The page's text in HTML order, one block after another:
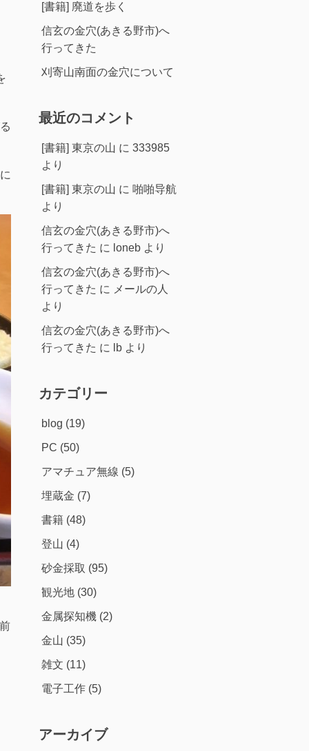
[書籍] 廃道を歩く
信玄の金穴(あきる野市)へ
行ってきた
刈寄山南面の金穴について
最近のコメント
[書籍] 東京の山 に 333985
より
[書籍] 東京の山 に 啪啪导航
より
信玄の金穴(あきる野市)へ
行ってきた に loneb より
信玄の金穴(あきる野市)へ
行ってきた に メールの人
より
信玄の金穴(あきる野市)へ
行ってきた に lb より
カテゴリー
blog (19)
PC (50)
アマチュア無線 (5)
埋蔵金 (7)
書籍 (48)
登山 (4)
砂金採取 (95)
観光地 (30)
金属探知機 (2)
金山 (35)
雑文 (11)
電子工作 (5)
アーカイブ